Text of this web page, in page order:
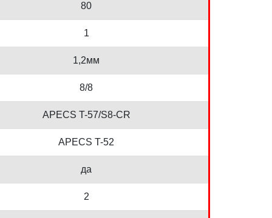
80
1
1,2мм
8/8
APECS T-57/S8-CR
APECS T-52
да
2